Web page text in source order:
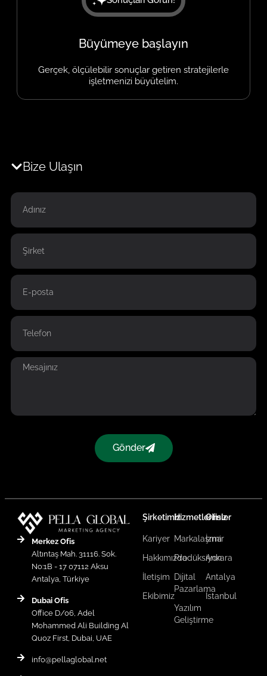
Büyümeye başlayın
Gerçek, ölçülebilir sonuçlar getiren stratejilerle
işletmenizi büyütelim.
Bize Ulaşın
Gönder
Merkez Ofis
Altıntaş Mah. 31116. Sok.
No:1B - 17 07112 Aksu
Antalya, Türkiye
Dubai Ofis
Office D/06, Adel
Mohammed Ali Building Al
Quoz First, Dubai, UAE
info@pellaglobal.net
Şirketimiz
Kariyer
Hakkımızda
İletişim
Ekibimiz
Hizmetlerimiz
Markalaşma
Prodüksiyon
Dijital
Pazarlama
Yazılım
Geliştirme
Ofisler
İzmir
Ankara
Antalya
İstanbul